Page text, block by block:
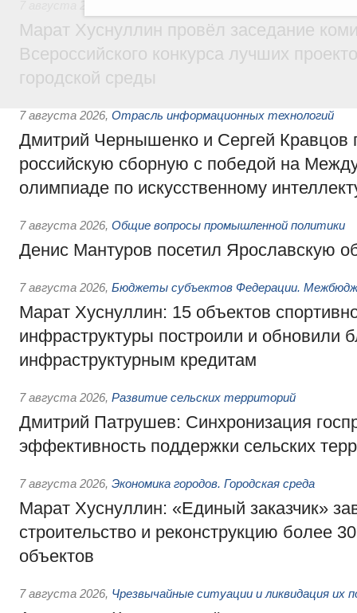
Марат Хуснуллин провёл заседание
Всероссийского конкурса лучших
городской среды
7 августа 2026, Отрасль информационных технологий
Дмитрий Чернышенко и Сергей Кравцов
российскую сборную с победой на
олимпиаде по искусственному
7 августа 2026, Общие вопросы промышленной политики
Денис Мантуров посетил Ярославскую
7 августа 2026, Бюджеты субъектов Федерации.
Марат Хуснуллин: 15 объектов
инфраструктуры построили и обновили
инфраструктурным кредитам
7 августа 2026, Развитие сельских территорий
Дмитрий Патрушев: Синхронизация
эффективность поддержки сельских
7 августа 2026, Экономика городов. Городская среда
Марат Хуснуллин: «Единый заказчик»
строительство и реконструкцию более
объектов
7 августа 2026, Чрезвычайные ситуации и ликвидация их